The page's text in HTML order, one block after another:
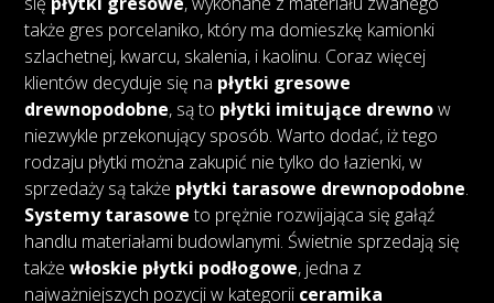
także gres porcelaniko, który ma domieszkę kamionki
szlachetnej, kwarcu, skalenia, i kaolinu. Coraz więcej
klientów decyduje się na płytki gresowe
drewnopodobne, są to płytki imitujące drewnow
niezwykle przekonujący sposób. Warto dodać, iż tego
rodzaju płytki można zakupić nie tylko do łazienki, w
sprzedaży są także płytki tarasowe drewnopodobne.
Systemy tarasoweto prężnie rozwijająca się gałąź
handlu materiałami budowlanymi. Świetnie sprzedają się
takżewłoskie płytki podłogowe, jedna z
najważniejszych pozycji w kategorii ceramika